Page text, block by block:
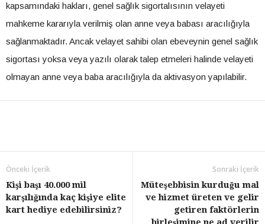
kapsamındaki hakları, genel sağlık sigortalısının velayeti
mahkeme kararıyla verilmiş olan anne veya babası aracılığıyla
sağlanmaktadır. Ancak velayet sahibi olan ebeveynin genel sağlık
sigortası yoksa veya yazılı olarak talep etmeleri halinde velayeti
olmayan anne veya baba aracılığıyla da aktivasyon yapılabilir.
Önceki İçerik
Kişi başı 40.000 mil
karşılığında kaç kişiye elite
kart hediye edebilirsiniz?
Sonraki İçerik
Müteşebbisin kurduğu mal
ve hizmet üreten ve gelir
getiren faktörlerin